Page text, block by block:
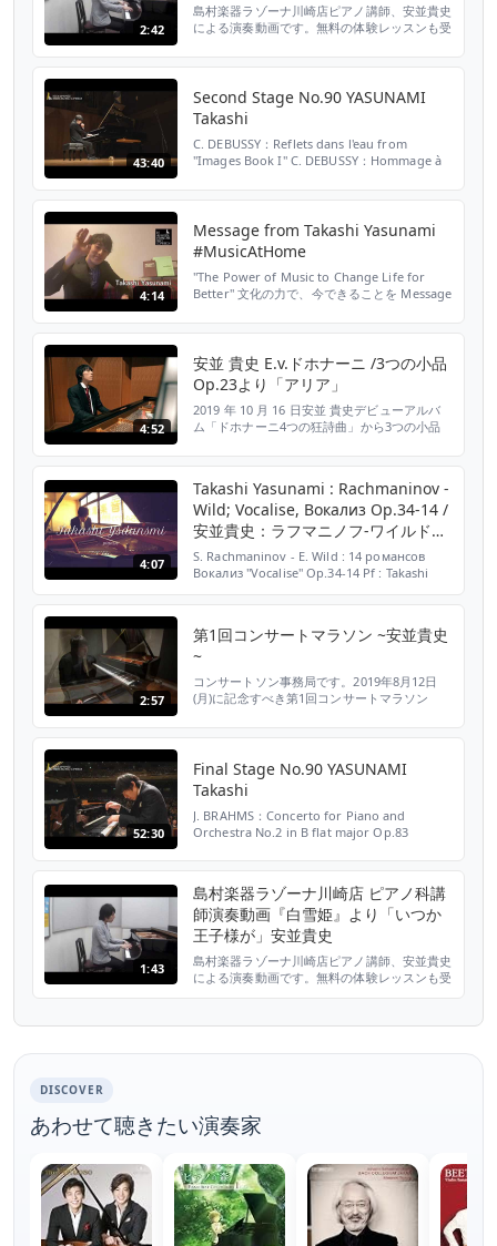
2:42
島村楽器ラゾーナ川崎店ピアノ講師、安並貴史
による演奏動画です。無料の体験レッスンも受
43:40
Second Stage No.90 YASUNAMI
Takashi
C. DEBUSSY：Reflets dans l'eau from
"Images Book I" C. DEBUSSY：Hommage à
4:14
Message from Takashi Yasunami
#MusicAtHome
"The Power of Music to Change Life for
Better" 文化の力で、今できることを Message
4:52
安並 貴史 E.v.ドホナーニ /3つの小品
Op.23より「アリア」
2019 年 10 月 16 日安並 貴史デビューアルバ
ム「ドホナーニ4つの狂詩曲」から3つの小品
3,000+税 ハイレゾ MQA×UHQCD 仕様 発売日
2019 年 10 月 16 日 品番 CA...
4:07
Takashi Yasunami : Rachmaninov -
Wild; Vocalise, Вокализ Op.34-14 /
安並貴史：ラフマニノフ-ワイルド編
ヴォカリーズ
S. Rachmaninov - E. Wild : 14 романсов
Вокализ "Vocalise" Op.34-14 Pf : Takashi
for childre...
2:57
第1回コンサートマラソン ~安並貴史
~
コンサートソン事務局です。2019年8月12日
(月)に記念すべき第1回コンサートマラソン
す。若い情熱のこもったピアノコンサートをど
うぞお見逃しなく！タイトルは、“愛と哀しみ
のロマンティシズム”…
52:30
Final Stage No.90 YASUNAMI
Takashi
J. BRAHMS：Concerto for Piano and
Orchestra No.2 in B flat major Op.83
1:43
島村楽器ラゾーナ川崎店 ピアノ科講
師演奏動画『白雪姫』より「いつか
王子様が」安並貴史
島村楽器ラゾーナ川崎店ピアノ講師、安並貴史
による演奏動画です。無料の体験レッスンも受
http://www.shimamura.co.jp/l-kawasaki/
DISCOVER
あわせて聴きたい演奏家